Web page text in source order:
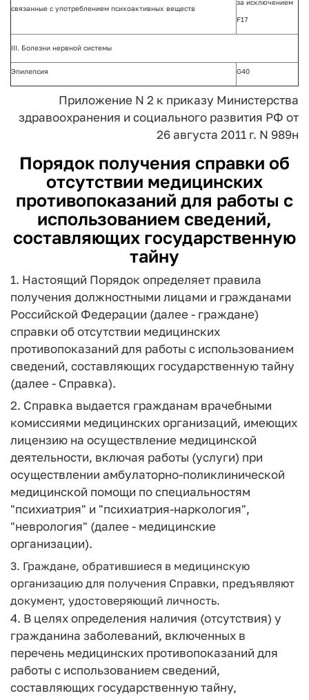
связанные с употреблением психоактивных веществ
за исключением
F17
III. Болезни нервной системы
Эпилепсия G40
Приложение N 2 к приказу Министерства
здравоохранения и социального развития РФ от
26 августа 2011 г. N 989н
Порядок получения справки об
отсутствии медицинских
противопоказаний для работы с
использованием сведений,
составляющих государственную
тайну
1. Настоящий Порядок определяет правила
получения должностными лицами и гражданами
Российской Федерации (далее - граждане)
справки об отсутствии медицинских
противопоказаний для работы с использованием
сведений, составляющих государственную тайну
(далее - Справка).
2. Справка выдается гражданам врачебными
комиссиями медицинских организаций, имеющих
лицензию на осуществление медицинской
деятельности, включая работы (услуги) при
осуществлении амбулаторно-поликлинической
медицинской помощи по специальностям
"психиатрия" и "психиатрия-наркология",
"неврология" (далее - медицинские
организации).
3. Граждане, обратившиеся в медицинскую
организацию для получения Справки, предъявляют
документ, удостоверяющий личность.
4. В целях определения наличия (отсутствия) у
гражданина заболеваний, включенных в
перечень медицинских противопоказаний для
работы с использованием сведений,
составляющих государственную тайну,